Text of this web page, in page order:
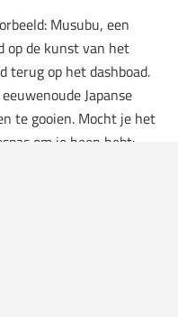
Musubu, een
op de kunst van het
terug op het dashboad.
Japanse
te gooien. Mocht je het
om je heen hebt: